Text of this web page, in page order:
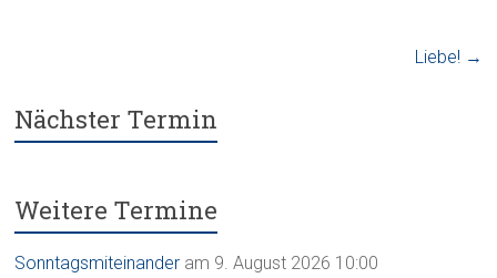
Liebe! →
Nächster Termin
Weitere Termine
Sonntagsmiteinander am 9. August 2026 10:00